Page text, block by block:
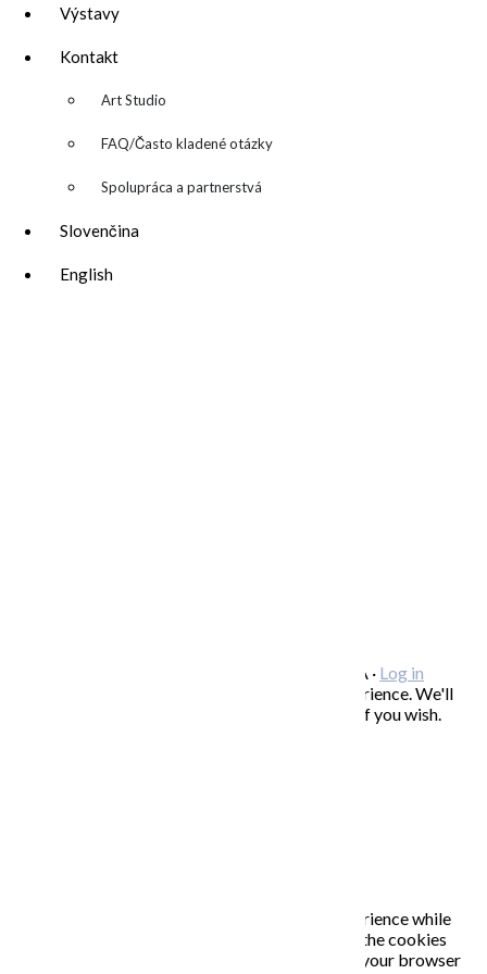
Výstavy
Kontakt
▼ Art Studio
FAQ/Často kladené otázky
Spolupráca a partnerstvá
Slovenčina
English
Copyright © 2026 KATARÍNA S. KALMANOVÁ · Log in
This website uses cookies to improve your experience. We'll
assume you're ok with this, but you can opt-out if you wish.
This website uses cookies to improve your experience while
you navigate through the website. Out of these, the cookies
that are categorized as necessary are stored on your browser